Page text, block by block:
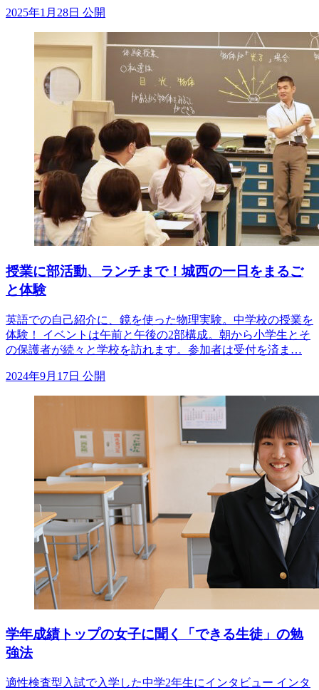
2025年1月28日 公開
授業に部活動、ランチまで！城西の一日をまるご
と体験
英語での自己紹介に、鏡を使った物理実験。中学校の授業を
体験！ イベントは午前と午後の2部構成。朝から小学生とそ
の保護者が続々と学校を訪れます。参加者は受付を済ま…
2024年9月17日 公開
学年成績トップの女子に聞く「できる生徒」の勉
強法
適性検査型入試で入学した中学2年生にインタビュー インタ